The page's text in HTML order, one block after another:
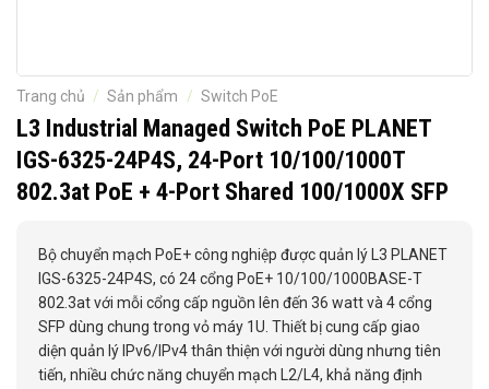
Trang chủ / Sản phẩm / Switch PoE
L3 Industrial Managed Switch PoE PLANET
IGS-6325-24P4S, 24-Port 10/100/1000T
802.3at PoE + 4-Port Shared 100/1000X SFP
Bộ chuyển mạch PoE+ công nghiệp được quản lý L3 PLANET
IGS-6325-24P4S, có 24 cổng PoE+ 10/100/1000BASE-T
802.3at với mỗi cổng cấp nguồn lên đến 36 watt và 4 cổng
SFP dùng chung trong vỏ máy 1U. Thiết bị cung cấp giao
diện quản lý IPv6/IPv4 thân thiện với người dùng nhưng tiên
tiến, nhiều chức năng chuyển mạch L2/L4, khả năng định